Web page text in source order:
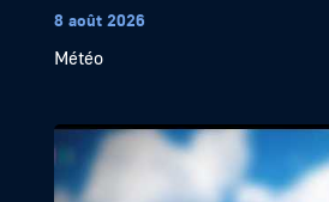
8 août 2026
Météo